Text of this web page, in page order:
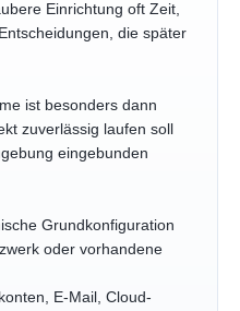
Einrichtung oft Zeit,
die später
ist besonders dann
zuverlässig laufen soll
eingebunden
Grundkonfiguration
oder vorhandene
E-Mail, Cloud-